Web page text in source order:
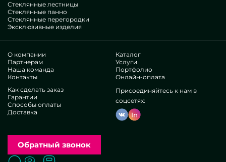
всех исключительные опыт, что побалует даже
взаимотребовательных приобретателей. Всю дорогу
трудятся над улучшением профессиональных возможностей,
представляют, как адаптироваться в запутанных ситуациях.
Поставят и смонтируют Зеркала с вырезом под тумбу без
помощи.
Добились спрос достойных крупных фирм и частных
пользователей. Каскад высоких рекомендаций —
узнайте собственнолично.
Работаем без дистрибьюторов, это позволяет улучшить
наши порядки, продуцировать все доступнее, опустить
цену. Вследствие товары и обслуживание по подобию
отборными и общедоступными. Свое исполнение
помогает реализовывать специфичные проекты,
внедрять всякие стремления.
Стеклянные лестницы
Стеклянные панно
Стеклянные перегородки
Эксклюзивные изделия
О компании
Партнерам
Наша команда
Контакты
Каталог
Услуги
Портфолио
Онлайн-оплата
Как сделать заказ
Гарантии
Способы оплаты
Доставка
Присоединяйтесь к нам в
соцсетях:
In
Обратный звонок